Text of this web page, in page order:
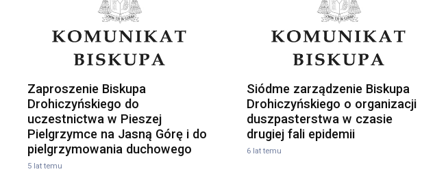
Zaproszenie Biskupa
Drohiczyńskiego do
uczestnictwa w Pieszej
Pielgrzymce na Jasną Górę i do
pielgrzymowania duchowego
5 lat temu
Siódme zarządzenie Biskupa
Drohiczyńskiego o organizacji
duszpasterstwa w czasie
drugiej fali epidemii
6 lat temu